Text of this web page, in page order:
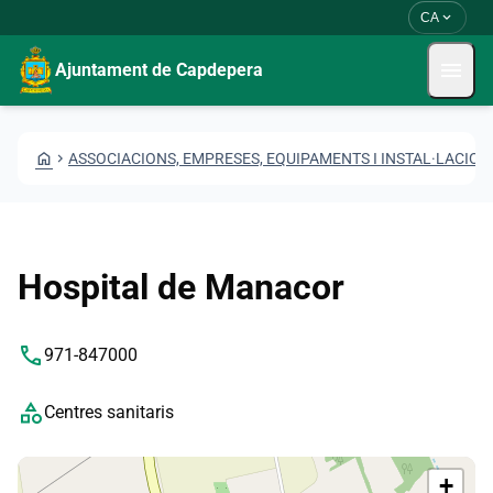
CA expand_more
Ajuntament de Capdepera
HOME CHEVRON_RIGHT ASSOCIACIONS, EMPRESES, EQUIPAMENTS I
Hospital de Manacor
phone971-847000
categoryCentres sanitaris
+